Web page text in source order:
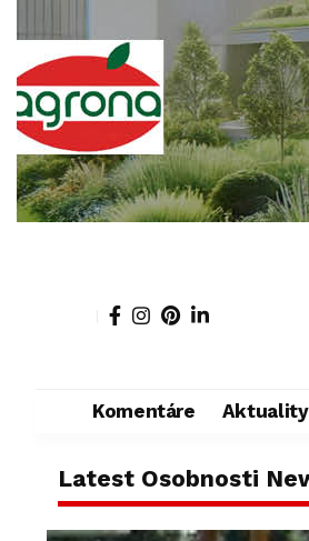
Komentáre Aktuality
Latest Osobnosti